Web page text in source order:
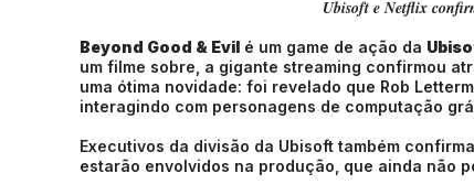
Ubisoft e Netflix
Beyond Good & Evil é um game de ação da
um filme sobre, a gigante streaming confirmou
uma ótima novidade: foi revelado que Rob
interagindo com personagens de computação
Executivos da divisão da Ubisoft também
estarão envolvidos na produção, que ainda não